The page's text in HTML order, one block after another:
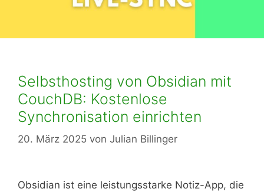
Selbsthosting von Obsidian mit
CouchDB: Kostenlose
Synchronisation einrichten
20. März 2025 von Julian Billinger
Obsidian ist eine leistungsstarke Notiz-App, die